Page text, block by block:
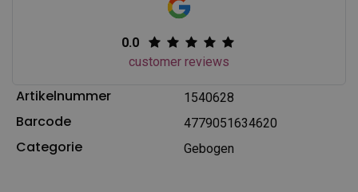
0.0
customer reviews
Artikelnummer 1540628
Barcode 4779051634620
Categorie Gebogen